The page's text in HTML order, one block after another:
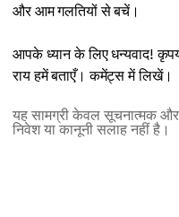
और आम गलतियों से बचें।
आपके ध्यान के लिए धन्यवाद!
राय हमें बताएँ। कमेंट्स में लिखें।
यह सामग्री केवल सूचनात्मक और
निवेश या कानूनी सलाह नहीं है।